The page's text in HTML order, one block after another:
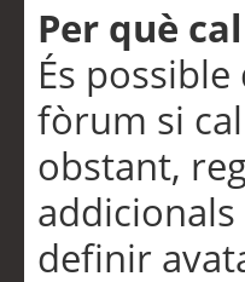
Per què
És
fòrum si
obstant,
definir